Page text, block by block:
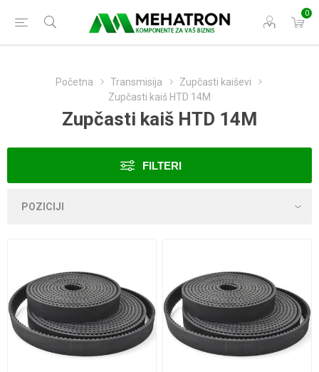
0
Početna Transmisija
Zupčasti kaiševi
Zupčasti kaiš HTD 14M
Zupčasti kaiš HTD 14M
FILTERI